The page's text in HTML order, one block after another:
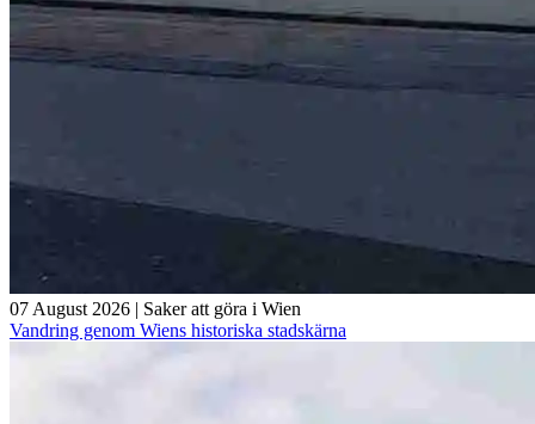
07 August 2026 | Saker att göra i Wien
Vandring genom Wiens historiska stadskärna